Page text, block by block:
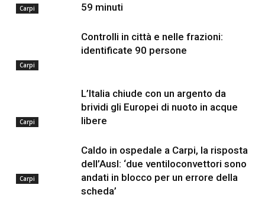
Carpi
59 minuti
Carpi
Controlli in città e nelle frazioni:
identificate 90 persone
Carpi
L’Italia chiude con un argento da
brividi gli Europei di nuoto in acque
libere
Carpi
Caldo in ospedale a Carpi, la risposta
dell’Ausl: ‘due ventiloconvettori sono
andati in blocco per un errore della
scheda’